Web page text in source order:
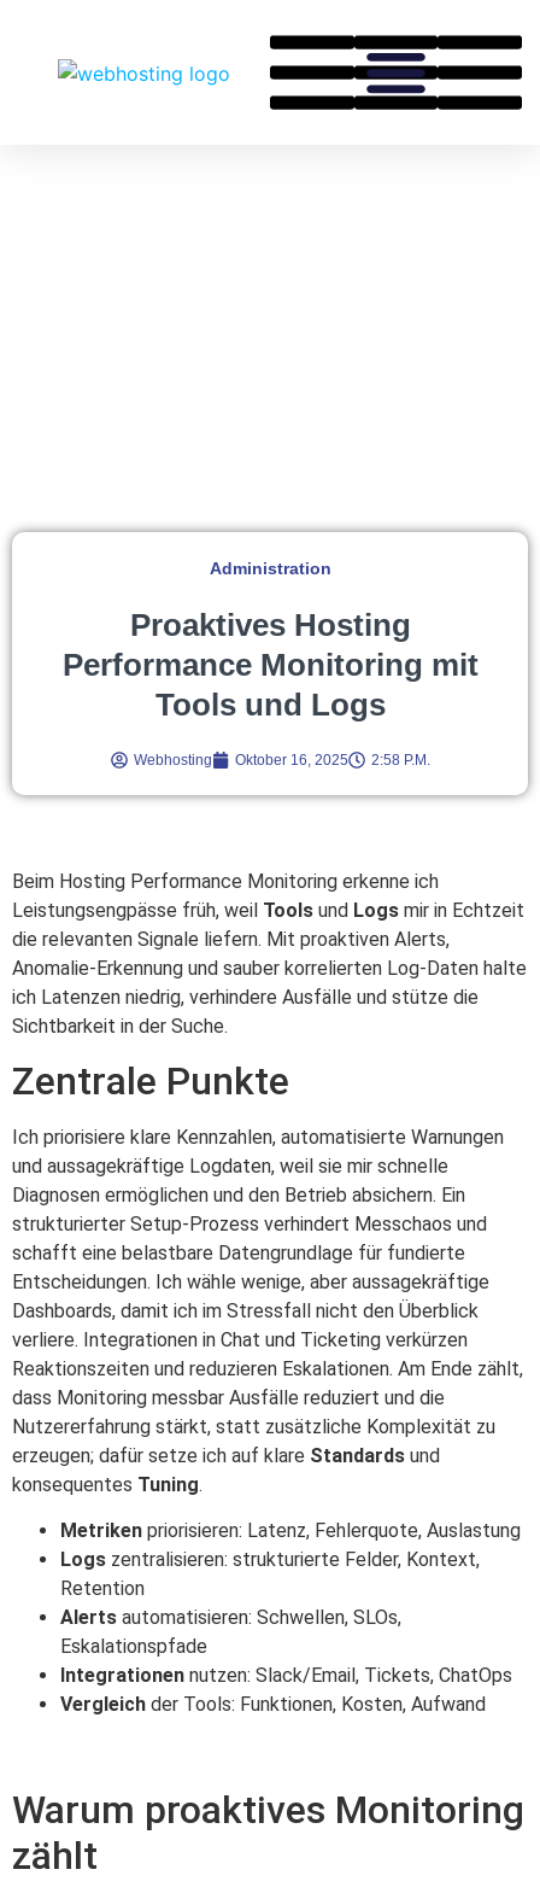
Administration
Proaktives Hosting
Performance Monitoring mit
Tools und Logs
Webhosting Oktober 16, 2025 2:58 P.m.
Beim Hosting Performance Monitoring erkenne ich
Leistungsengpässe früh, weil Tools und Logs mir in Echtzeit
die relevanten Signale liefern. Mit proaktiven Alerts,
Anomalie-Erkennung und sauber korrelierten Log-Daten halte
ich Latenzen niedrig, verhindere Ausfälle und stütze die
Sichtbarkeit in der Suche.
Zentrale Punkte
Ich priorisiere klare Kennzahlen, automatisierte Warnungen
und aussagekräftige Logdaten, weil sie mir schnelle
Diagnosen ermöglichen und den Betrieb absichern. Ein
strukturierter Setup-Prozess verhindert Messchaos und
schafft eine belastbare Datengrundlage für fundierte
Entscheidungen. Ich wähle wenige, aber aussagekräftige
Dashboards, damit ich im Stressfall nicht den Überblick
verliere. Integrationen in Chat und Ticketing verkürzen
Reaktionszeiten und reduzieren Eskalationen. Am Ende zählt,
dass Monitoring messbar Ausfälle reduziert und die
Nutzererfahrung stärkt, statt zusätzliche Komplexität zu
erzeugen; dafür setze ich auf klare Standards und
konsequentes Tuning.
Metriken priorisieren: Latenz, Fehlerquote, Auslastung
Logs zentralisieren: strukturierte Felder, Kontext,
Retention
Alerts automatisieren: Schwellen, SLOs,
Eskalationspfade
Integrationen nutzen: Slack/Email, Tickets, ChatOps
Vergleich der Tools: Funktionen, Kosten, Aufwand
Warum proaktives Monitoring
zählt